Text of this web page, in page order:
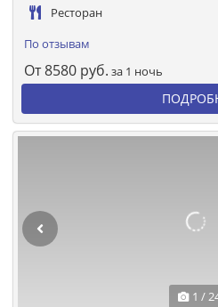
Ресторан
По отзывам
От8580 руб. за 1 ночь
1 /